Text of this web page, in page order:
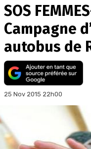
SOS
Campagne
autobus de
25 Nov 2015 22h00